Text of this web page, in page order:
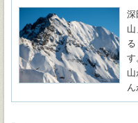
深
す
ん